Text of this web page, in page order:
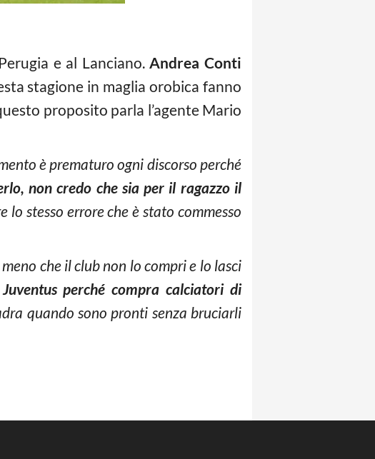
e al Lanciano.Andrea Conti
stagione in maglia orobica fanno
proposito parla l’agente Mario
è prematuro ogni discorso perché
non credo che sia per il ragazzo il
lo stesso errore che è stato commesso
che il club non lo compri e lo lasci
perché compra calciatori di
quando sono pronti senza bruciarli